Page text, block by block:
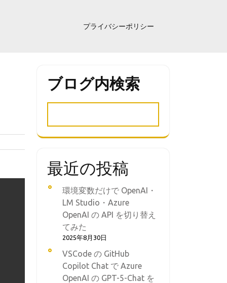
プライバシーポリシー
ブログ内検索
最近の投稿
環境変数だけで OpenAI・
LM Studio・Azure
OpenAI の API を切り替え
てみた
2025年8月30日
VSCode の GitHub
Copilot Chat で Azure
OpenAI の GPT-5-Chat を